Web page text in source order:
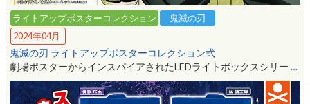
ライトアップポスターコレクション
鬼滅の刃
2024年04月
鬼滅の刃 ライトアップポスターコレクション弐
劇場ポスターからインスパイアされたLEDライトボックスシリー …